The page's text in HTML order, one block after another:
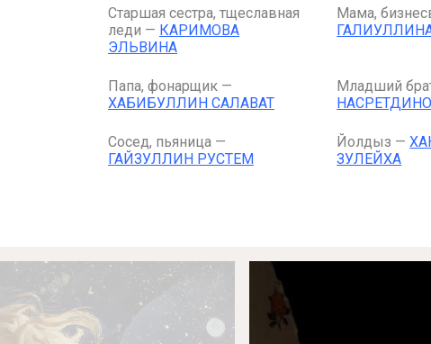
Афиша
Старшая сестра, тщеславная
леди — КАРИМОВА
ЭЛЬВИНА
Мама,
Папа, фонарщик —
ХАБИБУЛЛИН САЛАВАТ
Младший
Сосед, пьяница —
ГАЙЗУЛЛИН РУСТЕМ
Йолдыз —
ЗУЛЕЙХА